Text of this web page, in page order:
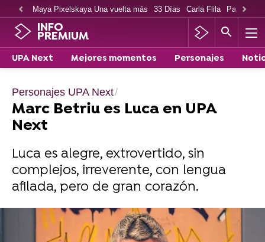
Maya Pixelskaya Una vuelta más 33 Días Carla Flila Paco
INFO
PREMIUM
UPA Next Mejores momentos Personajes
Personajes UPA Next
Marc Betriu es Luca en UPA
Next
Luca es alegre, extrovertido, sin
complejos, irreverente, con lengua
afilada, pero de gran corazón.